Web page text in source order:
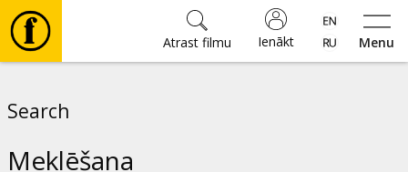
Menu
Ienākt
Atrast filmu
Search
Meklēšana